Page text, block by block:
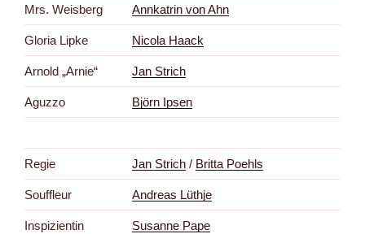
Mrs. Weisberg Annkatrin von Ahn
Gloria Lipke Nicola Haack
Arnold „Arnie“ Jan Strich
Aguzzo Björn Ipsen
Regie Jan Strich / Britta Poehls
Souffleur Andreas Lüthje
Inspizientin Susanne Pape